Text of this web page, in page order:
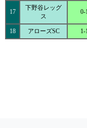
17
下野谷レッグ
ス
0-
18 アローズSC 1-